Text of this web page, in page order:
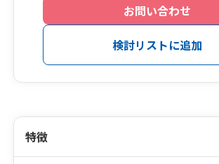
お問い合わせ
検討リストに追加
特徴